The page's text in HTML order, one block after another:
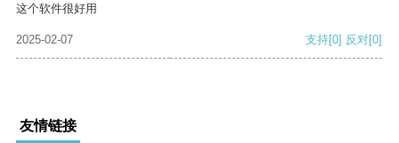
这个软件很好用
2025-02-07 支持[0] 反对[0]
友情链接